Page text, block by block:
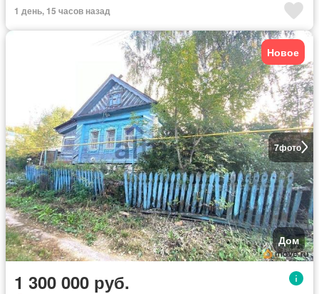
1 день, 15 часов назад
7фото
Новое
Дом
1 300 000 руб.